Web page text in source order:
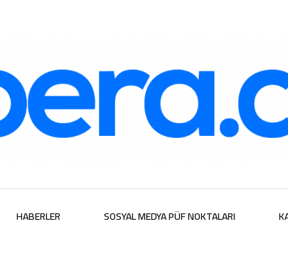
Hizmetler
HABERLER SOSYAL MEDYA PÜF NOKTALARI